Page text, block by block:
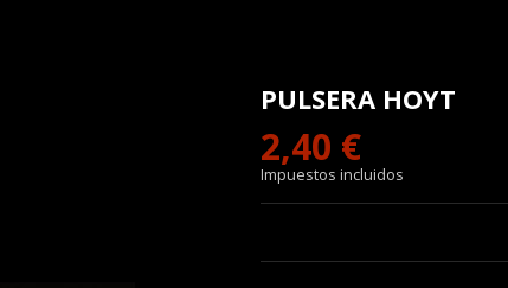
PULSERA HOYT
2,40 €
Impuestos incluidos